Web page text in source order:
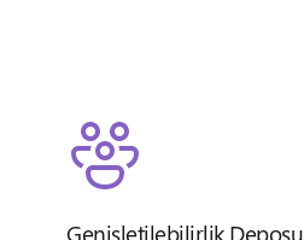
Genişletilebilirlik Deposu